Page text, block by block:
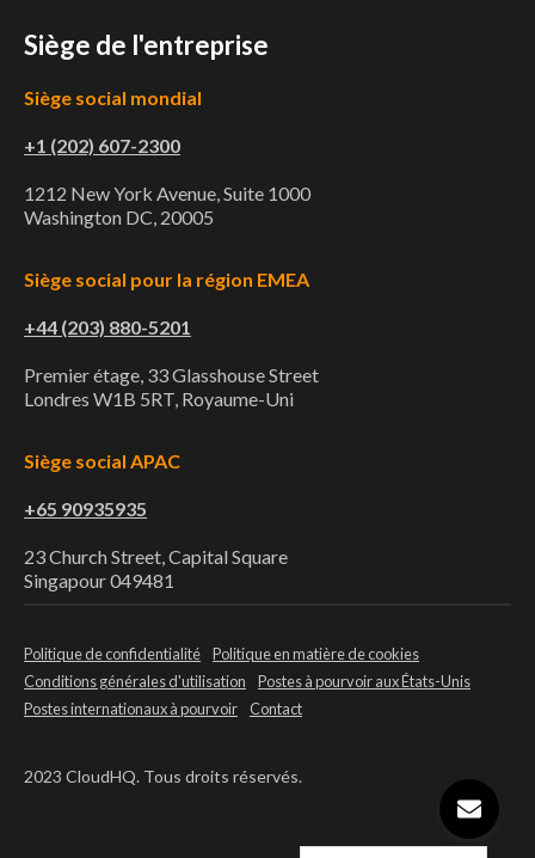
Siège de l'entreprise
Siège social mondial
+1 (202) 607-2300
1212 New York Avenue, Suite 1000
Washington DC, 20005
Siège social pour la région EMEA
+44 (203) 880-5201
Premier étage, 33 Glasshouse Street
Londres W1B 5RT, Royaume-Uni
Siège social APAC
+65 90935935
23 Church Street, Capital Square
Singapour 049481
Politique de confidentialité
Politique en matière de cookies
Conditions générales d'utilisation
Postes à pourvoir aux États-Unis
Postes internationaux à pourvoir
Contact
2023 CloudHQ. Tous droits réservés.